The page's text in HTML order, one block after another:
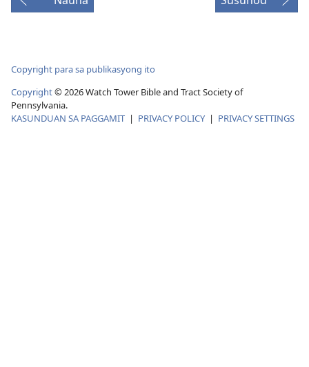
ang
Copyright para sa publikasyong ito
Copyright© 2026 Watch Tower Bible and Tract Society of
Pennsylvania.
KASUNDUAN SA PAGGAMIT | PRIVACY POLICY | PRIVACY SETTINGS